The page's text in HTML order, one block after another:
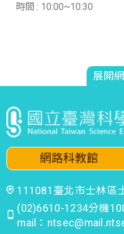
時間 : 10:00~10:30
時間 : 10:00~12:00
科學胖卡-5F家庭
2025-06-13
時間 : 10:30~11:00
亮點工作坊-3F性
挑戰
2025-06-13
展開
網路科教館
111081臺北市士林區
(02)6610-1234分機
mail：